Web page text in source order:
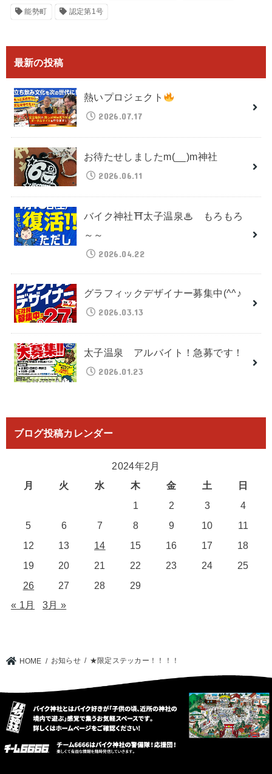
能勢町 認定第1号
最新の投稿
熱いプロジェクト
2026.07.17
お待たせしましたm(__)m神社
2026.06.11
バイク神社⛩太子温泉♨ もろもろ
～～
2026.04.22
グラフィックデザイナー募集中(^^♪
2026.03.13
太子温泉 アルバイト！急募です！
2026.01.23
ブログ投稿カレンダー
2024年2月
月
火 水 木 金 土
日
1
2 3
4
5
6 7 8 9 10
11
12
13 14 15 16 17
18
19
20 21 22 23 24
25
26
27 28
29
« 1月
3月 »
HOME お知らせ ★限定ステッカー！！！！